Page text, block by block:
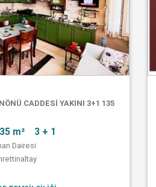
CADDESİ YAKINI 3+1 135
m² 3 + 1
Dairesi